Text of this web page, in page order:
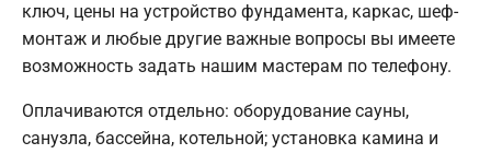
ключ, цены на устройство фундамента, каркас, шеф-
монтаж и любые другие важные вопросы вы имеете
возможность задать нашим мастерам по телефону.
Оплачиваются отдельно: оборудование сауны,
санузла, бассейна, котельной; установка камина и